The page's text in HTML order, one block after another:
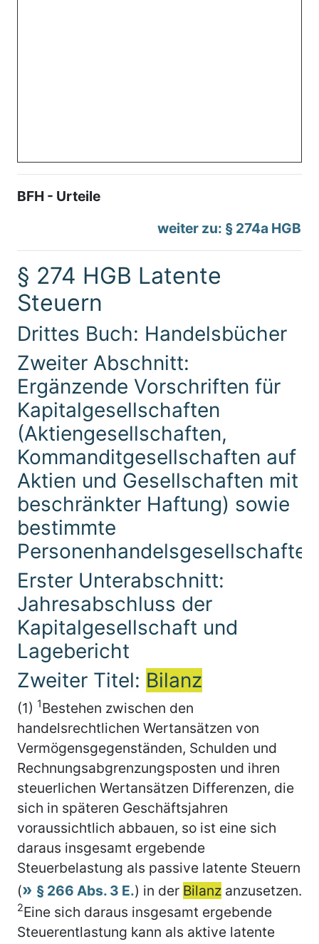
BFH - Urteile
weiter zu: § 274a HGB
§ 274 HGB Latente
Steuern
Drittes Buch: Handelsbücher
Zweiter Abschnitt:
Ergänzende Vorschriften für
Kapitalgesellschaften
(Aktiengesellschaften,
Kommanditgesellschaften auf
Aktien und Gesellschaften mit
beschränkter Haftung) sowie
bestimmte
Personenhandelsgesellschaften
Erster Unterabschnitt:
Jahresabschluss der
Kapitalgesellschaft und
Lagebericht
Zweiter Titel: Bilanz
(1) 1Bestehen zwischen den
handelsrechtlichen Wertansätzen von
Vermögensgegenständen, Schulden und
Rechnungsabgrenzungsposten und ihren
steuerlichen Wertansätzen Differenzen, die
sich in späteren Geschäftsjahren
voraussichtlich abbauen, so ist eine sich
daraus insgesamt ergebende
Steuerbelastung als passive latente Steuern
(
§ 266 Abs. 3 E.) in der Bilanz anzusetzen.
2Eine sich daraus insgesamt ergebende
Steuerentlastung kann als aktive latente